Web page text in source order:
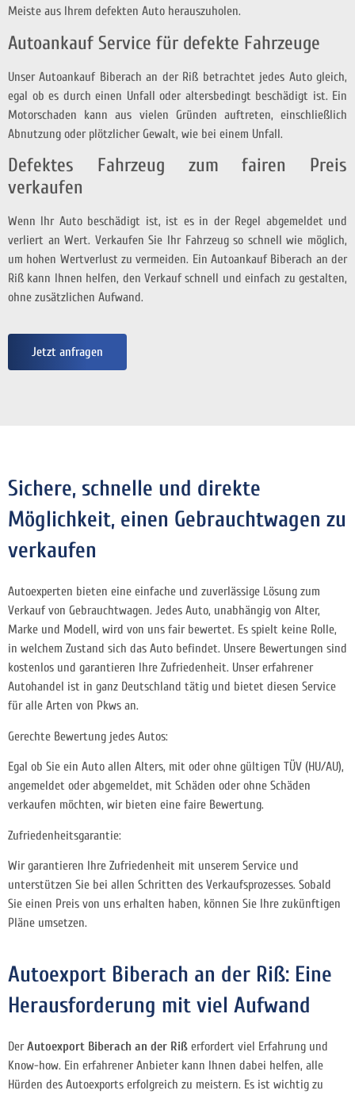
Meiste aus Ihrem defekten Auto herauszuholen.
Autoankauf Service für defekte Fahrzeuge
Unser Autoankauf Biberach an der Riß betrachtet jedes Auto gleich,
egal ob es durch einen Unfall oder altersbedingt beschädigt ist. Ein
Motorschaden kann aus vielen Gründen auftreten, einschließlich
Abnutzung oder plötzlicher Gewalt, wie bei einem Unfall.
Defektes Fahrzeug zum fairen Preis
verkaufen
Wenn Ihr Auto beschädigt ist, ist es in der Regel abgemeldet und
verliert an Wert. Verkaufen Sie Ihr Fahrzeug so schnell wie möglich,
um hohen Wertverlust zu vermeiden. Ein Autoankauf Biberach an der
Riß kann Ihnen helfen, den Verkauf schnell und einfach zu gestalten,
ohne zusätzlichen Aufwand.
Jetzt anfragen
Sichere, schnelle und direkte
Möglichkeit, einen Gebrauchtwagen zu
verkaufen
Autoexperten bieten eine einfache und zuverlässige Lösung zum
Verkauf von Gebrauchtwagen. Jedes Auto, unabhängig von Alter,
Marke und Modell, wird von uns fair bewertet. Es spielt keine Rolle,
in welchem Zustand sich das Auto befindet. Unsere Bewertungen sind
kostenlos und garantieren Ihre Zufriedenheit. Unser erfahrener
Autohandel ist in ganz Deutschland tätig und bietet diesen Service
für alle Arten von Pkws an.
Gerechte Bewertung jedes Autos:
Egal ob Sie ein Auto allen Alters, mit oder ohne gültigen TÜV (HU/AU),
angemeldet oder abgemeldet, mit Schäden oder ohne Schäden
verkaufen möchten, wir bieten eine faire Bewertung.
Zufriedenheitsgarantie:
Wir garantieren Ihre Zufriedenheit mit unserem Service und
unterstützen Sie bei allen Schritten des Verkaufsprozesses. Sobald
Sie einen Preis von uns erhalten haben, können Sie Ihre zukünftigen
Pläne umsetzen.
Autoexport Biberach an der Riß: Eine
Herausforderung mit viel Aufwand
DerAutoexport Biberach an der Riß erfordert viel Erfahrung und
Know-how. Ein erfahrener Anbieter kann Ihnen dabei helfen, alle
Hürden des Autoexports erfolgreich zu meistern. Es ist wichtig zu